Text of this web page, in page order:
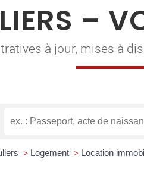
–
à jour, mises à
> Logement > Location